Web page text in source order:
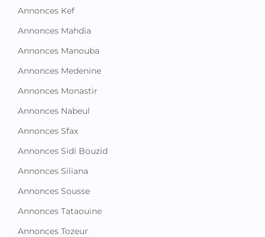
Annonces Kef
Annonces Mahdia
Annonces Manouba
Annonces Medenine
Annonces Monastir
Annonces Nabeul
Annonces Sfax
Annonces Sidi Bouzid
Annonces Siliana
Annonces Sousse
Annonces Tataouine
Annonces Tozeur